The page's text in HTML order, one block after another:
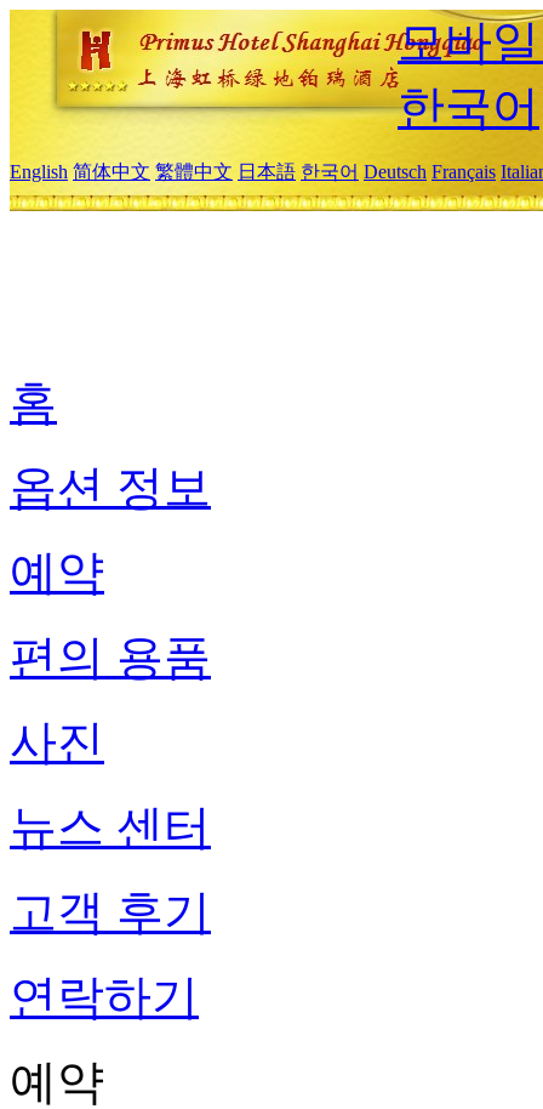
모바
한국어
English 简体中文 繁體中文 日本語 한국어 Deutsch Français
홈
옵션 정보
예약
편의 용품
사진
뉴스 센터
고객 후기
연락하기
예약